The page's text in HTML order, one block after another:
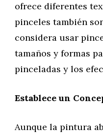
ofrece diferentes
pinceles también
considera usar
tamaños y formas
pinceladas y los
Establece un
Aunque la pintura